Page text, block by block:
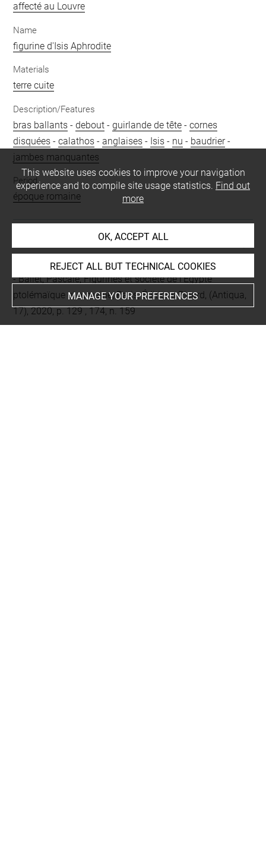
affecté au Louvre
Name
figurine d'Isis Aphrodite
Materials
terre cuite
Description/Features
bras ballants -debout -guirlande de tête -cornes
disquées -calathos -anglaises - Isis - nu - baudrier-
jambes manquantes
Period
époque romaine
Ballet, Pascale, Figurines et société de l'Égypte
ptolémaïque et romaine, Paris, Éditions Picard, (Antiqua,
17), 2020, p. 129 , 174, n. 159
This website uses cookies to improve your navigation
experience and to compile site usage statistics. Find out
more
OK, ACCEPT ALL
REJECT ALL BUT TECHNICAL COOKIES
MANAGE YOUR PREFERENCES